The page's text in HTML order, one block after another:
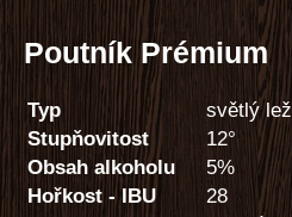
Poutník Prémium
Typ
světlý
Stupňovitost
12°
Obsah alkoholu
5%
Hořkost - IBU
28